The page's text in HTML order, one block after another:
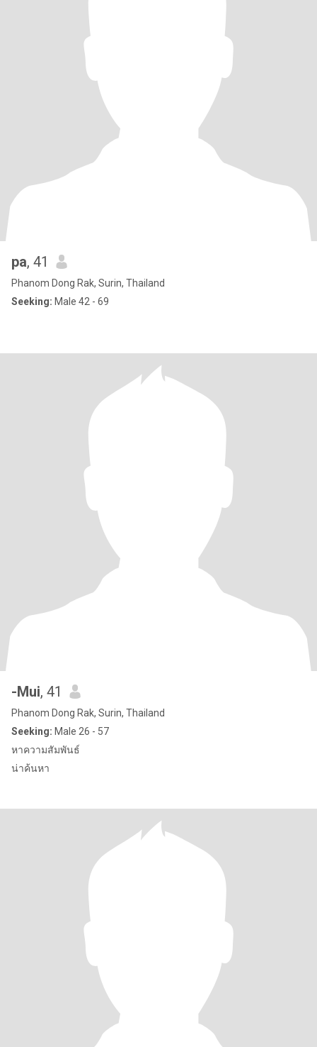
pa, 41
Phanom Dong Rak, Surin, Thailand
Seeking: Male 42 - 69
-Mui, 41
Phanom Dong Rak, Surin, Thailand
Seeking: Male 26 - 57
หาความสัมพันธ์
น่าค้นหา